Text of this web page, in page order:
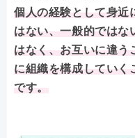
個人の経験として身近
はない、一般的ではな
はなく、お互いに違う
に組織を構成していく
です。